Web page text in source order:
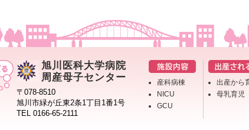
旭川医科大学病院
周産母子センター
〒078-8510
旭川市緑が丘東2条1丁目1番1号
TEL 0166-65-2111
産科病棟
NICU
GCU
出産から
母乳育児